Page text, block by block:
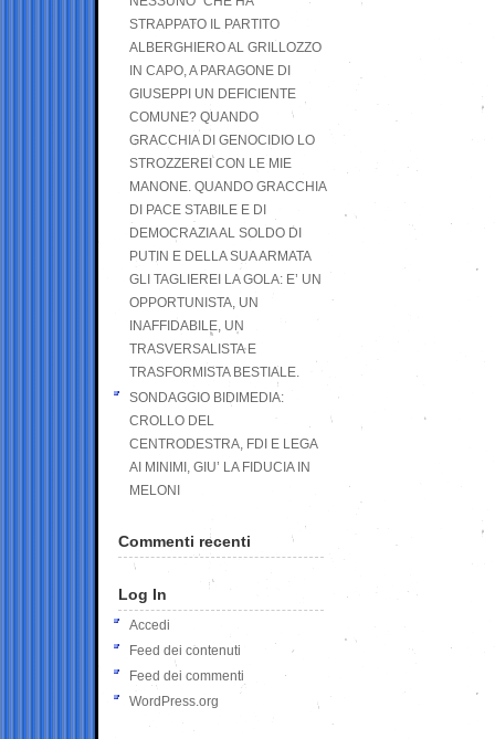
STRAPPATO IL PARTITO
ALBERGHIERO AL GRILLOZZO
IN CAPO, A PARAGONE DI
GIUSEPPI UN DEFICIENTE
COMUNE? QUANDO
GRACCHIA DI GENOCIDIO LO
STROZZEREI CON LE MIE
MANONE. QUANDO GRACCHIA
DI PACE STABILE E DI
DEMOCRAZIA AL SOLDO DI
PUTIN E DELLA SUA ARMATA
GLI TAGLIEREI LA GOLA: E’ UN
OPPORTUNISTA, UN
INAFFIDABILE, UN
TRASVERSALISTA E
TRASFORMISTA BESTIALE.
SONDAGGIO BIDIMEDIA:
CROLLO DEL
CENTRODESTRA, FDI E LEGA
AI MINIMI, GIU’ LA FIDUCIA IN
MELONI
Commenti recenti
Log In
Accedi
Feed dei contenuti
Feed dei commenti
WordPress.org